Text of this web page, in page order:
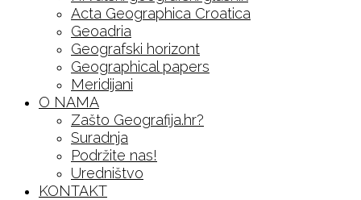
Acta Geographica Croatica
Geoadria
Geografski horizont
Geographical papers
Meridijani
O NAMA
Zašto Geografija.hr?
Suradnja
Podržite nas!
Uredništvo
KONTAKT